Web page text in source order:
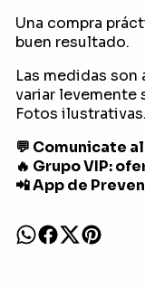
Una compra
buen resultado.
Las medidas
variar levemente
Fotos ilustrativas.
💬 Comunicate
🔥 Grupo VIP:
📲 App de